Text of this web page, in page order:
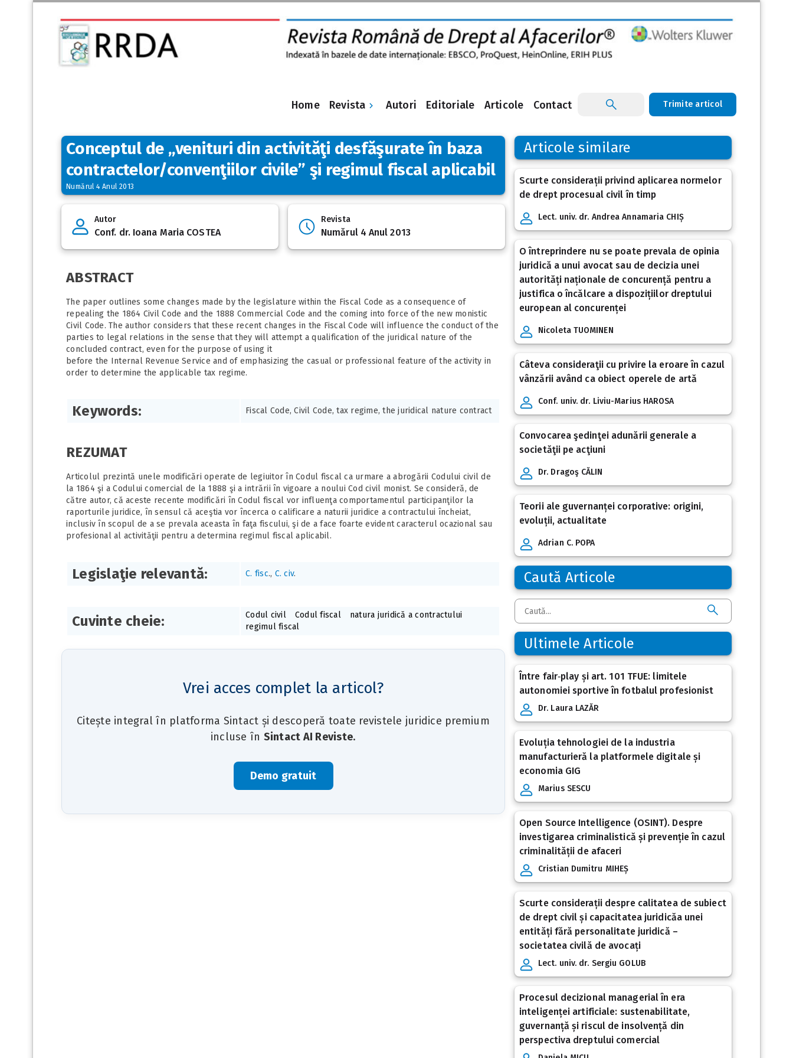
Home Revista Autori Editoriale Articole Contact Trimite articol
Conceptul de „venituri din activităţi desfăşurate în baza
contractelor/convenţiilor civile” şi regimul fiscal aplicabil
Numărul 4 Anul 2013
Autor
Conf. dr. Ioana Maria COSTEA
Revista
Numărul 4 Anul 2013
ABSTRACT
The paper outlines some changes made by the legislature within the Fiscal Code as a consequence of
repealing the 1864 Civil Code and the 1888 Commercial Code and the coming into force of the new monistic
Civil Code. The author considers that these recent changes in the Fiscal Code will influence the conduct of the
parties to legal relations in the sense that they will attempt a qualification of the juridical nature of the
concluded contract, even for the purpose of using it
before the Internal Revenue Service and of emphasizing the casual or professional feature of the activity in
order to determine the applicable tax regime.
Keywords: Fiscal Code, Civil Code, tax regime, the juridical nature contract
REZUMAT
Articolul prezintă unele modificări operate de legiuitor în Codul fiscal ca urmare a abrogării Codului civil de
la 1864 şi a Codului comercial de la 1888 şi a intrării în vigoare a noului Cod civil monist. Se consideră, de
către autor, că aceste recente modificări în Codul fiscal vor influenţa comportamentul participanţilor la
raporturile juridice, în sensul că aceştia vor încerca o calificare a naturii juridice a contractului încheiat,
inclusiv în scopul de a se prevala aceasta în faţa fiscului, şi de a face foarte evident caracterul ocazional sau
profesional al activităţii pentru a determina regimul fiscal aplicabil.
Legislaţie relevantă: C. fisc., C. civ.
Cuvinte cheie: Codul civil Codul fiscal
natura juridică a contractului
regimul fiscal
Vrei acces complet la articol?
Citește integral în platforma Sintact și descoperă toate revistele juridice premium
incluse în Sintact AI Reviste.
Demo gratuit
Articole similare
Scurte considerații privind aplicarea normelor
de drept procesual civil în timp
Lect. univ. dr. Andrea Annamaria CHIȘ
O întreprindere nu se poate prevala de opinia
juridică a unui avocat sau de decizia unei
autorități naționale de concurență pentru a
justifica o încălcare a dispozițiilor dreptului
european al concurenței
Nicoleta TUOMINEN
Câteva consideraţii cu privire la eroare în cazul
vânzării având ca obiect operele de artă
Conf. univ. dr. Liviu-Marius HAROSA
Convocarea şedinţei adunării generale a
societăţii pe acţiuni
Dr. Dragoş CĂLIN
Teorii ale guvernanței corporative: origini,
evoluții, actualitate
Adrian C. POPA
Caută Articole
Ultimele Articole
Între fair‑play și art. 101 TFUE: limitele
autonomiei sportive în fotbalul profesionist
Dr. Laura LAZĂR
Evoluția tehnologiei de la industria
manufacturieră la platformele digitale și
economia GIG
Marius SESCU
Open Source Intelligence (OSINT). Despre
investigarea criminalistică și prevenție în cazul
criminalității de afaceri
Cristian Dumitru MIHEȘ
Scurte considerații despre calitatea de subiect
de drept civil și capacitatea juridicăa unei
entități fără personalitate juridică –
societatea civilă de avocați
Lect. univ. dr. Sergiu GOLUB
Procesul decizional managerial în era
inteligenței artificiale: sustenabilitate,
guvernanță și riscul de insolvență din
perspectiva dreptului comercial